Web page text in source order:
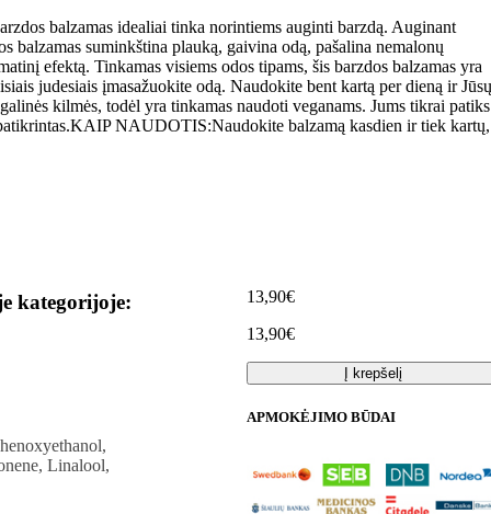
balzamas idealiai tinka norintiems auginti barzdą. Auginant
balzamas suminkština plauką, gaivina odą, pašalina nemalonų
efektą. Tinkamas visiems odos tipams, šis barzdos balzamas yra
judesiais įmasažuokite odą. Naudokite bent kartą per dieną ir Jūsų
kilmės, todėl yra tinkamas naudoti veganams. Jums tikrai patiks
NAUDOTIS:Naudokite balzamą kasdien ir tiek kartų,
13,90€
13,90€
Į krepšelį
APMOKĖJIMO BŪDAI
Linalool,
kategorijoje: